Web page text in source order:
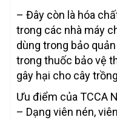
– Đây còn là hóa
trong các nhà máy
dùng trong bảo
trong thuốc bảo vệ
gây hại cho cây
Ưu điểm của TCCA
– Dạng viên nén,